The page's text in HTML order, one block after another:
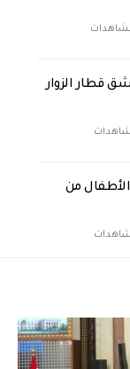
قطار الزوار
من